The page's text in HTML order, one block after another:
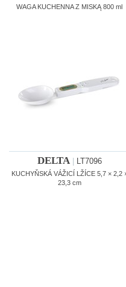
WAGA KUCHENNA Z MISKĄ 800 ml
DELTA| LT7096
KUCHYŇSKÁ VÁŽICÍ LŽÍCE 5,7 × 2,2
23,3 cm